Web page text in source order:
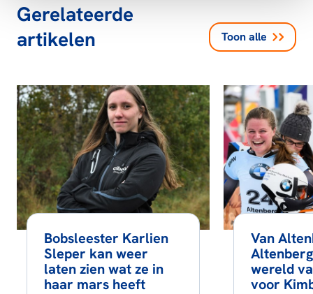
Gerelateerde
artikelen
Toon alle
Bobsleester Karlien
Sleper kan weer
laten zien wat ze in
haar mars heeft
Van
wereld
voor